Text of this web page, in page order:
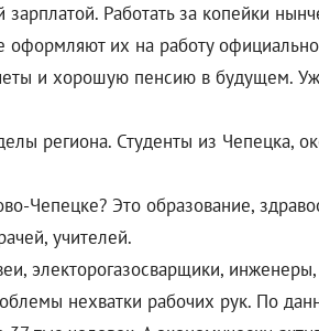
Работать за копейки
их на работу
и хорошую пенсию в будущем.
региона. Студенты из Чепецка,
Чепецке? Это образование,
учителей.
электорогазосварщики,
нехватки рабочих рук. По